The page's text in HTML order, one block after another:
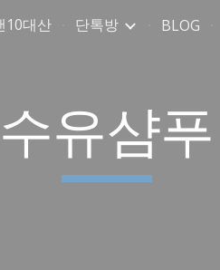
10대산 단톡방 BLOG
수유샴푸